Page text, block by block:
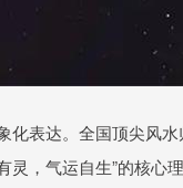
表达。全国顶尖风
灵，气运自生”的核心